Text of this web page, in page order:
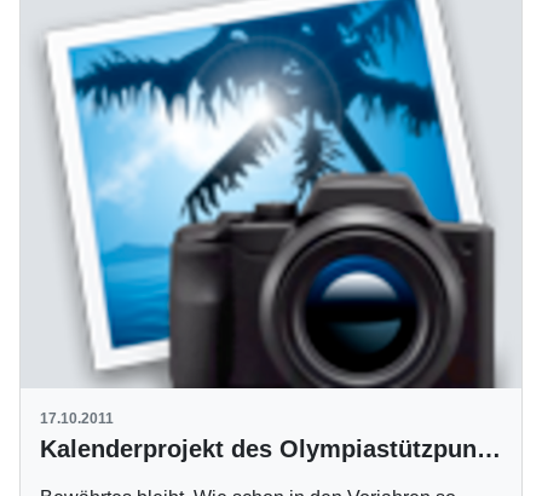
17.10.2011
Kalenderprojekt des Olympiastützpunktes Stuttgart